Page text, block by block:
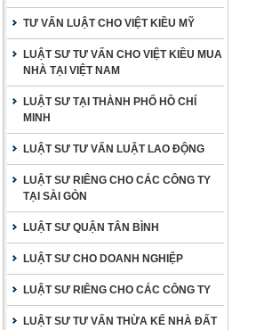
TƯ VẤN LUẬT CHO VIỆT KIỀU MỸ
LUẬT SƯ TƯ VẤN CHO VIỆT KIỀU MUA
NHÀ TẠI VIỆT NAM
LUẬT SƯ TẠI THÀNH PHỐ HỒ CHÍ
MINH
LUẬT SƯ TƯ VẤN LUẬT LAO ĐỘNG
LUẬT SƯ RIÊNG CHO CÁC CÔNG TY
TẠI SÀI GÒN
LUẬT SƯ QUẬN TÂN BÌNH
LUẬT SƯ CHO DOANH NGHIỆP
LUẬT SƯ RIÊNG CHO CÁC CÔNG TY
LUẬT SƯ TƯ VẤN THỪA KẾ NHÀ ĐẤT